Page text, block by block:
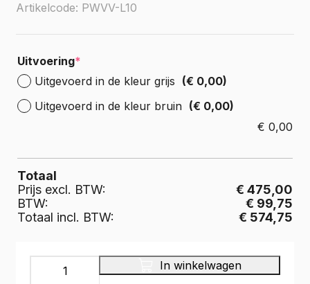
Artikelcode: PWVV-L10
Uitvoering*
Uitgevoerd in de kleur grijs (€ 0,00)
Uitgevoerd in de kleur bruin (€ 0,00)
€ 0,00
Totaal
Prijs excl. BTW:
€ 475,00
BTW:
€ 99,75
Totaal incl. BTW:
€ 574,75
Multiplex
bodemlade
In winkelwagen